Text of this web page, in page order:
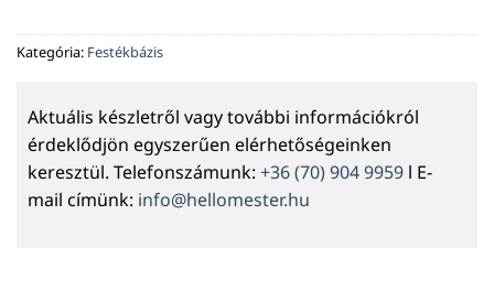
Kategória: Festékbázis
Aktuális készletről vagy további információkról
érdeklődjön egyszerűen elérhetőségeinken
keresztül. Telefonszámunk: +36 (70) 904 9959 l E-
mail címünk: info@hellomester.hu